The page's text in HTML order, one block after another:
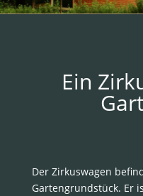
Ein
Der Zirkuswagen
Gartengrundstück. Er